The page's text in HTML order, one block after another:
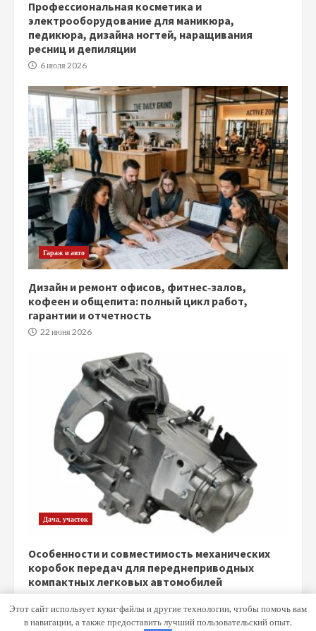
Профессиональная косметика и
электрооборудование для маникюра,
педикюра, дизайна ногтей, наращивания
ресниц и депиляции
6 июля 2026
Гараж и авто
Дизайн и ремонт офисов, фитнес‑залов,
кофеен и общепита: полный цикл работ,
гарантии и отчетность
22 июня 2026
Дача, участок
Особенности и совместимость механических
коробок передач для переднеприводных
компактных легковых автомобилей
Этот сайт использует куки-файлы и другие технологии, чтобы помочь вам
в навигации, а также предоставить лучший пользовательский опыт.